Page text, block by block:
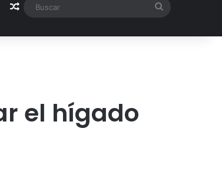
Random Article
el hígado